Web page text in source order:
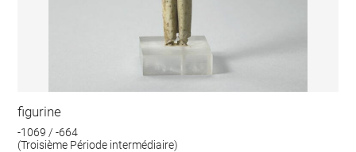
figurine
-1069 / -664
(Troisième Période intermédiaire)